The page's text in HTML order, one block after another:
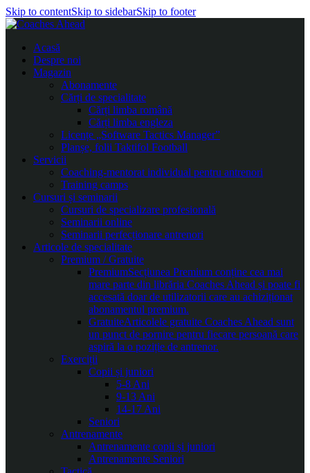
Skip to contentSkip to sidebarSkip to footer
Acasă
Despre noi
Magazin
Abonamente
Cărți de specialitate
Cărți limba română
Cărți limba engleza
Licențe „Software Tactics Manager”
Planșe, folii Taktifol Football
Servicii
Coaching-mentorat individual pentru antrenori
Training camps
Cursuri și seminarii
Cursuri de specializare profesională
Seminarii online
Seminarii perfecționare antrenori
Articole de specialitate
Premium / Gratuite
PremiumSecțiunea Premium conține cea mai
mare parte din librăria Coaches Ahead și poate fi
accesată doar de utilizatorii care au achiziționat
abonamentul premium.
GratuiteArticolele gratuite Coaches Ahead sunt
un punct de pornire pentru fiecare persoană care
aspiră la o poziție de antrenor.
Exerciții
Copii și juniori
5-8 Ani
9-13 Ani
14-17 Ani
Seniori
Antrenamente
Antrenamente copii și juniori
Antrenamente Seniori